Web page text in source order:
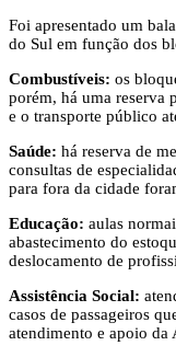
Foi apresentado um
do Sul em função dos
Combustíveis: os
porém, há uma reserva
e o transporte público
Saúde: há reserva de
consultas de
para fora da cidade
Educação: aulas
abastecimento do
deslocamento de
Assistência Social:
casos de passageiros
atendimento e apoio da